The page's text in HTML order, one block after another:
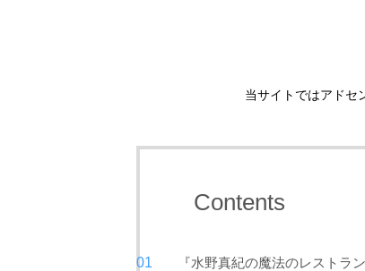
当サイトではアドセ
Contents
『水野真紀の魔法のレストラ